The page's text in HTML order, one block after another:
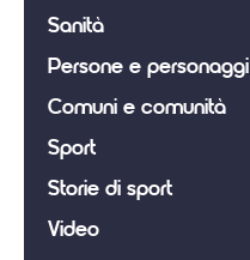
Sanità
Persone e personaggi
Comuni e comunità
Sport
Storie di sport
Video